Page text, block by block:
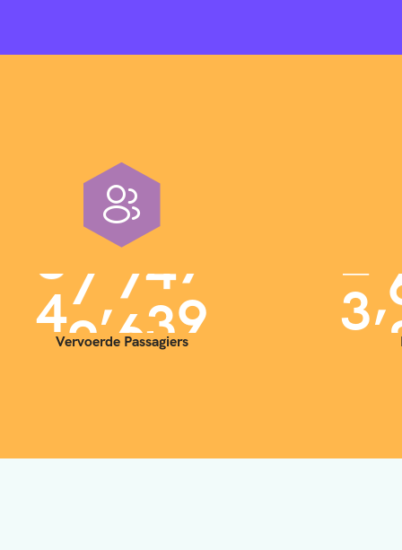
40,000
Vervoerde Passagiers
3,